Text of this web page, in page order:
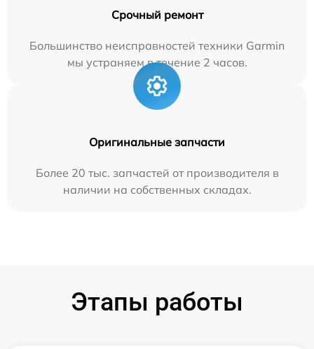
Срочный ремонт
Большинство неисправностей техники Garmin
мы устраняем в течение 2 часов.
Оригинальные запчасти
Более 20 тыс. запчастей от производителя в
наличии на собственных складах.
Этапы работы